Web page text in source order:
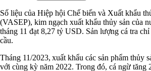
Số liệu của Hiệp hội Chế biến và Xuất khẩu
(VASEP), kim ngạch xuất khẩu thủy sản của
tháng 11 đạt 8,27 tỷ USD. Sản lượng cá tra
cầu.
Tháng 11/2023, xuất khẩu các sản phẩm thủy
với cùng kỳ năm 2022. Trong đó, cá ngừ tăng